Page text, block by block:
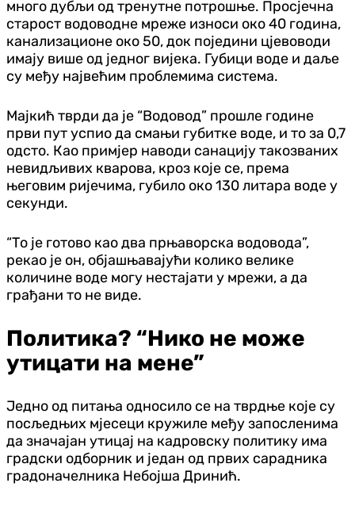
много дубљи од тренутне потрошње. Просјечна
старост водоводне мреже износи око 40 година,
канализационе око 50, док поједини цјевоводи
имају више од једног вијека. Губици воде и даље
су међу највећим проблемима система.
Мајкић тврди да је “Водовод” прошле године
први пут успио да смањи губитке воде, и то за 0,7
одсто. Као примјер наводи санацију такозваних
невидљивих кварова, кроз које се, према
његовим ријечима, губило око 130 литара воде у
секунди.
“То је готово као два прњаворска водовода”,
рекао је он, објашњавајући колико велике
количине воде могу нестајати у мрежи, а да
грађани то не виде.
Политика? “Нико не може
утицати на мене”
Једно од питања односило се на тврдње које су
посљедњих мјесеци кружиле међу запосленима
да значајан утицај на кадровску политику има
градски одборник и један од првих сарадника
градоначелника Небојша Дринић.